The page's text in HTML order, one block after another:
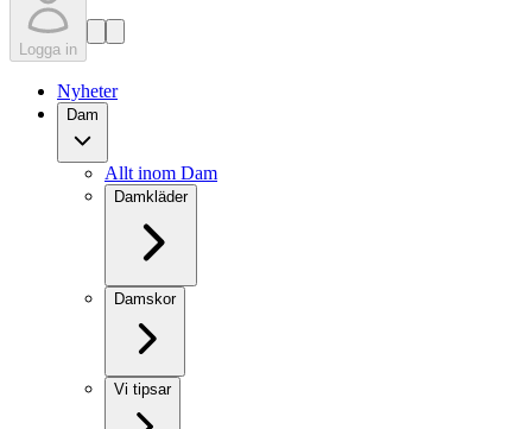
Logga in
Nyheter
Dam
Allt inom Dam
Damkläder
Damskor
Vi tipsar